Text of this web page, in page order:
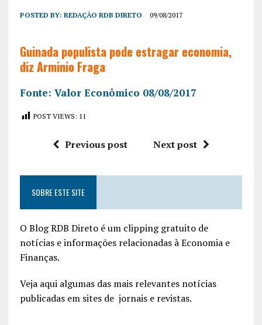
POSTED BY: REDAÇÃO RDB DIRETO 09/08/2017
Guinada populista pode estragar economia,
diz Arminio Fraga
Fonte: Valor Econômico 08/08/2017
POST VIEWS: 11
Previous post Next post
SOBRE ESTE SITE
O Blog RDB Direto é um clipping gratuito de
notícias e informações relacionadas à Economia e
Finanças.
Veja aqui algumas das mais relevantes notícias
publicadas em sites de jornais e revistas.